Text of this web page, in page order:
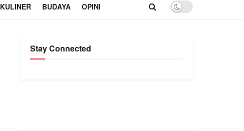
KULINER BUDAYA OPINI
Stay Connected